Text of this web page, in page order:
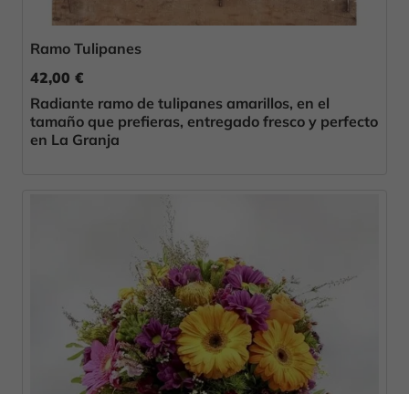
Ramo Tulipanes
42,00 €
Radiante ramo de tulipanes amarillos, en el
tamaño que prefieras, entregado fresco y perfecto
en La Granja